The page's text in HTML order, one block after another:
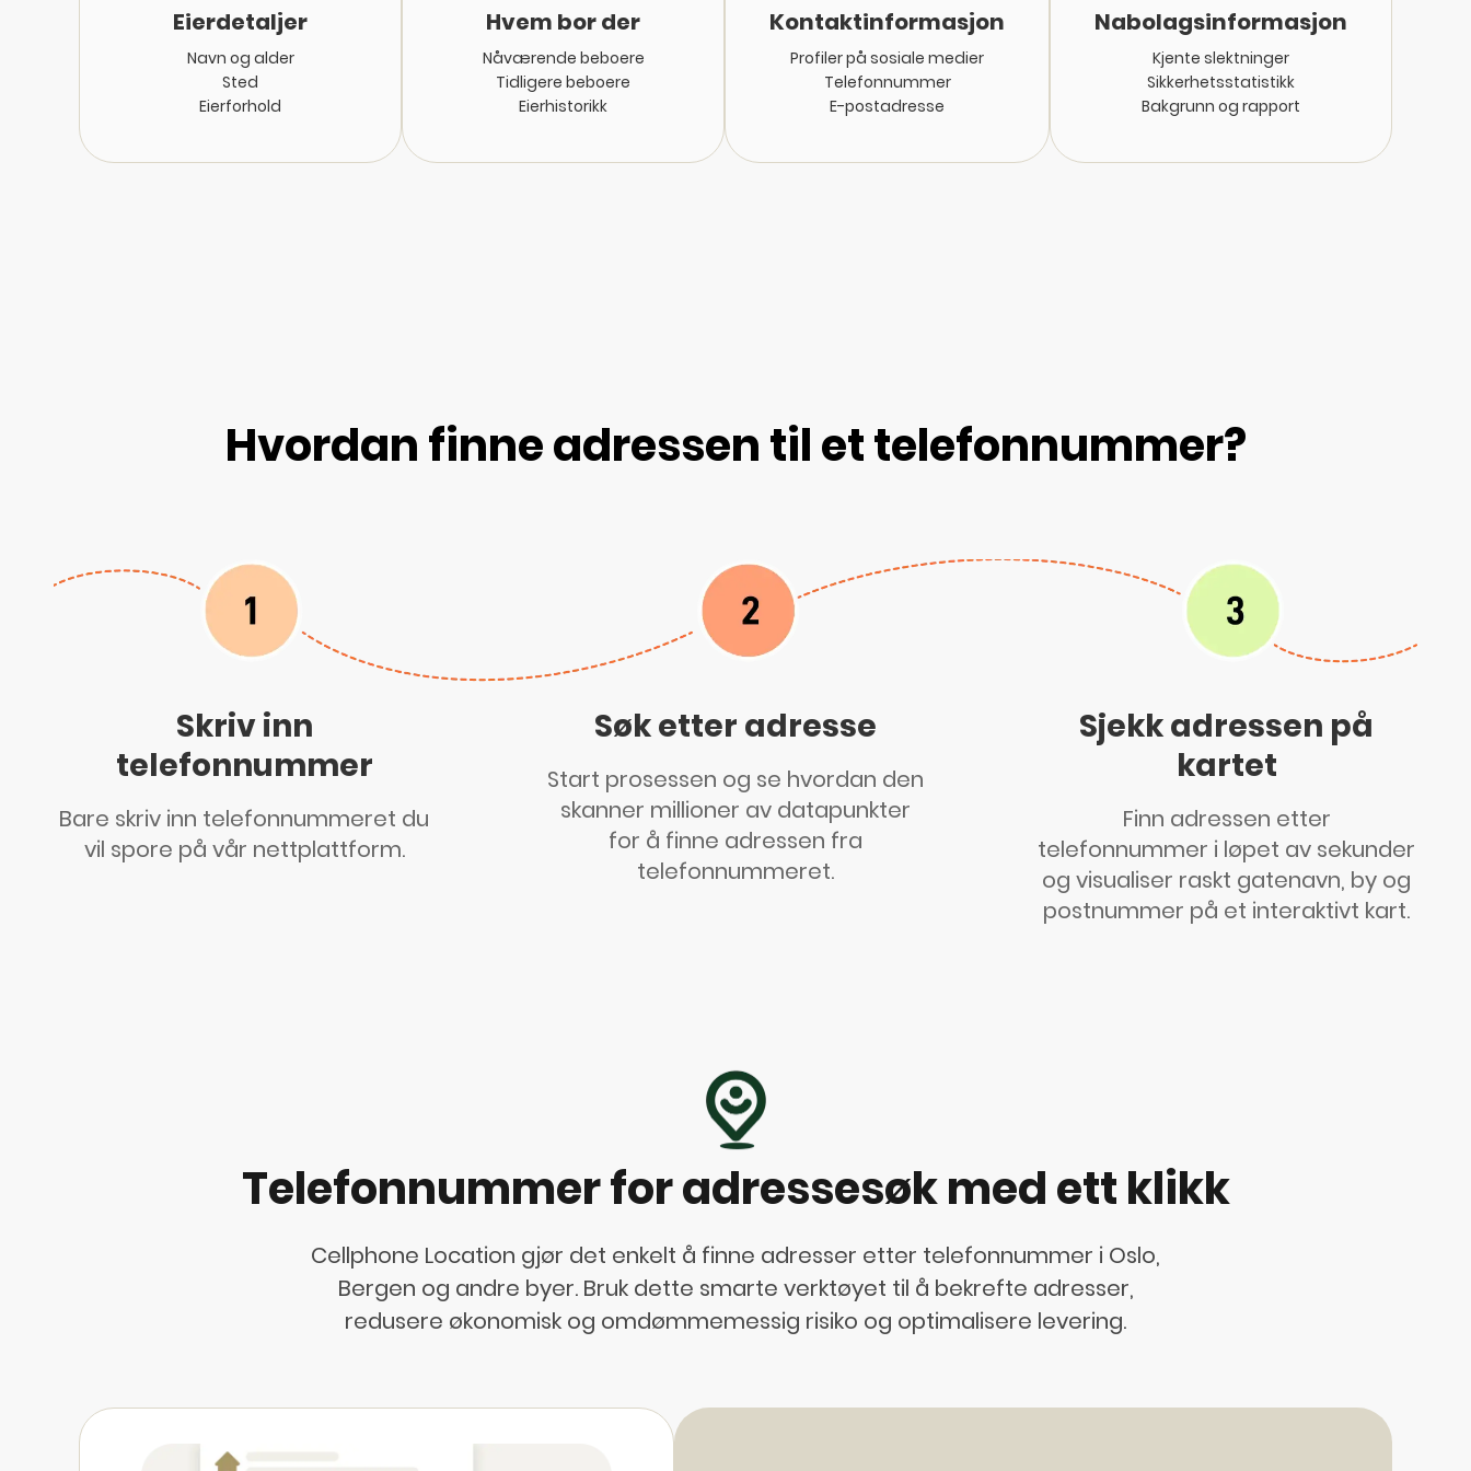
Eierdetaljer
Navn og alder
Sted
Eierforhold
Hvem bor der
Nåværende beboere
Tidligere beboere
Eierhistorikk
Kontaktinformasjon
Profiler på sosiale medier
Telefonnummer
E-postadresse
Nabolagsinformasjon
Kjente slektninger
Sikkerhetsstatistikk
Bakgrunn og rapport
Hvordan finne adressen til et telefonnummer?
Skriv inn
telefonnummer
Bare skriv inn telefonnummeret du
vil spore på vår nettplattform.
Søk etter adresse
Start prosessen og se hvordan den
skanner millioner av datapunkter
for å finne adressen fra
telefonnummeret.
Sjekk adressen på
kartet
Finn adressen etter
telefonnummer i løpet av sekunder
og visualiser raskt gatenavn, by og
postnummer på et interaktivt kart.
Telefonnummer for adressesøk med ett klikk
Cellphone Location gjør det enkelt å finne adresser etter telefonnummer i Oslo,
Bergen og andre byer. Bruk dette smarte verktøyet til å bekrefte adresser,
redusere økonomisk og omdømmemessig risiko og optimalisere levering.